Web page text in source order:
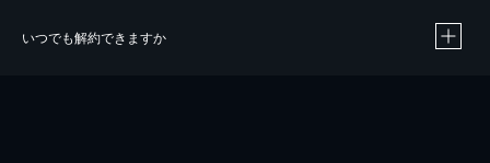
いつでも解約できますか